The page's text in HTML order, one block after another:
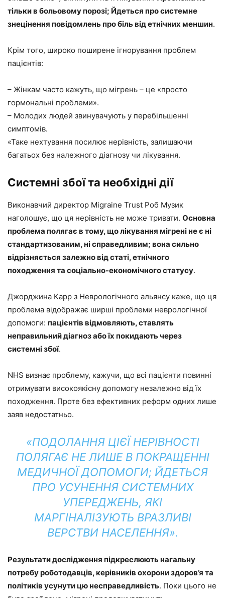
тільки в больовому порозі; Йдеться про системне
знецінення повідомлень про біль від етнічних меншин.
Крім того, широко поширене ігнорування проблем
пацієнтів:
– Жінкам часто кажуть, що мігрень – це «просто
гормональні проблеми».
– Молодих людей звинувачують у перебільшенні
симптомів.
«Таке нехтування посилює нерівність, залишаючи
багатьох без належного діагнозу чи лікування.
Системні збої та необхідні дії
Виконавчий директор Migraine Trust Роб Музик
наголошує, що ця нерівність не може тривати. Основна
проблема полягає в тому, що лікування мігрені не є ні
стандартизованим, ні справедливим; вона сильно
відрізняється залежно від статі, етнічного
походження та соціально-економічного статусу.
Джорджина Карр з Неврологічного альянсу каже, що ця
проблема відображає ширші проблеми неврологічної
допомоги: пацієнтів відмовляють, ставлять
неправильний діагноз або їх покидають через
системні збої.
NHS визнає проблему, кажучи, що всі пацієнти повинні
отримувати високоякісну допомогу незалежно від їх
походження. Проте без ефективних реформ одних лише
заяв недостатньо.
«ПОДОЛАННЯ ЦІЄЇ НЕРІВНОСТІ
ПОЛЯГАЄ НЕ ЛИШЕ В ПОКРАЩЕННІ
МЕДИЧНОЇ ДОПОМОГИ; ЙДЕТЬСЯ
ПРО УСУНЕННЯ СИСТЕМНИХ
УПЕРЕДЖЕНЬ, ЯКІ
МАРГІНАЛІЗУЮТЬ ВРАЗЛИВІ
ВЕРСТВИ НАСЕЛЕННЯ».
Результати дослідження підкреслюють нагальну
потребу роботодавців, керівників охорони здоров’я та
політиків усунути цю несправедливість. Поки цього не